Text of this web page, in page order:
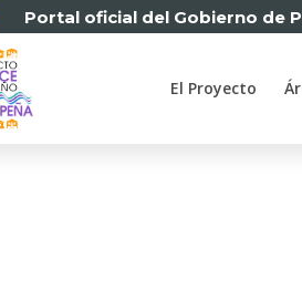
Portal oficial del Gobierno de
El Proyecto